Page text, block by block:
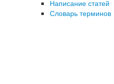
Написание статей
Словарь терминов